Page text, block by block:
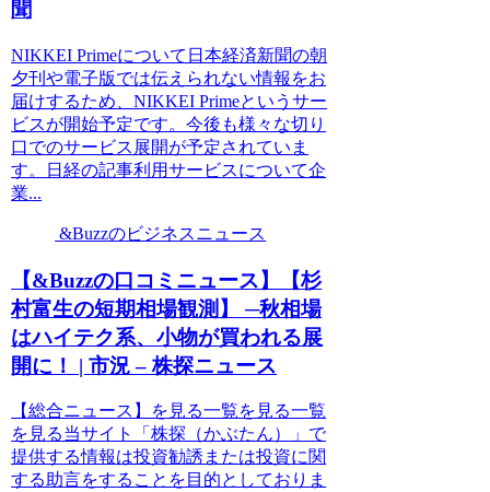
聞
NIKKEI Primeについて日本経済新聞の朝
夕刊や電子版では伝えられない情報をお
届けするため、NIKKEI Primeというサー
ビスが開始予定です。今後も様々な切り
口でのサービス展開が予定されていま
す。日経の記事利用サービスについて企
業...
&Buzzのビジネスニュース
【&Buzzの口コミニュース】【杉
村富生の短期相場観測】 ─秋相場
はハイテク系、小物が買われる展
開に！ | 市況 – 株探ニュース
【総合ニュース】を見る一覧を見る一覧
を見る当サイト「株探（かぶたん）」で
提供する情報は投資勧誘または投資に関
する助言をすることを目的としておりま